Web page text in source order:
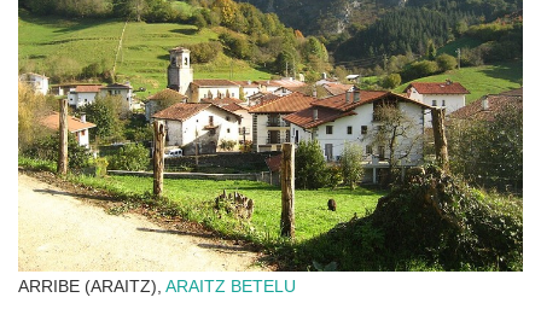
ARRIBE (ARAITZ), ARAITZ BETELU